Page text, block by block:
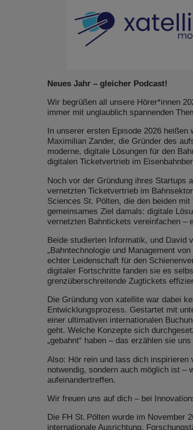
Neues Jahr – gleicher Podcast!
Wir begrüßen all unsere Hörer*innen
immer mit unglaublich spannenden
In unserer ersten Episode 2026
Maximilian Zander, die Gründer des
moderne, digitale Lösungen für den
digitalen Ticketvertrieb im
Noch vor der Gründung ihres Startups
vernetzten Ticketvertrieb im
Sciences St. Pölten, die den beiden
gemeinsames Ziel damals: digitale
vernetzten Bahntickets vereinfachen –
Beide studierten Informatik, und David
„Bahntechnologie und Management
echter Leidenschaft für den
digitaler Fortschritte fanden sie es
grenzüberschreitende Zugtickets
Die Gründung von xatellite war dabei
Entwicklungsprozess. Gestartet mit
einer ultimativen internationalen
geht. Welche Konzepte sich
„gebahnt“ haben – das erzählen sie
Also: Hör rein und lass dich
notwendig, sondern auch möglich ist –
aufeinandertreffen.
Wir freuen uns auf dich – bei
Die FH St. Pölten wurde im November
internationale Ausrichtung,